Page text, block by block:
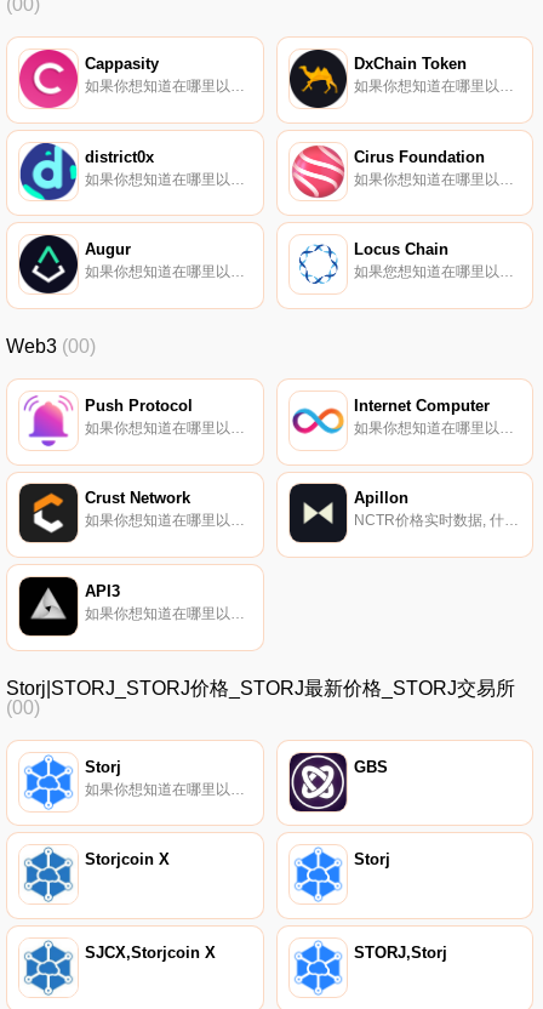
(00)
Cappasity
如果你想知道在哪里以当前价格购买Cappasity,目前交易{Cappasity]股票的顶级加密货币交易所是KuCoin。您可以在我们的加密货币交易所页面上找到其他列表。Cappasity是一个简单、可扩展的平台,用于创建、嵌入和分析3D、AR和NFT内容.
DxChain Token
如果你想知道在哪里以当前价格购买DxChain Token,目前交易{DxChain Token]股票的顶级加密货币交易所是Gate.io、ProBit Global和Bilaxy。您可以在我们的加密货币交易所页面上找到其他列表.
district0x Cirus Foundation
Augur
如果你想知道在哪里以当前价格购买Augur,目前交易{Augur]股票的顶级加密货币交易所是OKX、Bitrue、CoinW、Bitget和DigiFinex。您可以在我们的加密货币交易所页面上找到其他列表.
Locus Chain
如果您想知道在哪里以当前价格购买Locus Chain,目前交易｛LOCUSnname｝股票的顶级加密货币交易所是Bitrue、BitMart和XT.COM。您可以在我们的加密货币交易所页面上找到其他交易所.
Web3 (00)
Push Protocol Internet Computer
Crust Network
如果你想知道在哪里以当前价格购买Crust Network,目前交易{Crust Network]股票的顶级加密货币交易所是CoinW、CoinTiger、DigiFinex、BingX和BitMart。您可以在我们的加密货币交易所页面上找到其他列表.
Apillon
NCTR价格实时数据, 什么是二进制？Apillon是一个Web3开发平台,使开发人员能够在Polkadot生态系统中进行构建。通过标准API连接,它为轻松、可靠和快速创建NFT、GameFi、DeFi和其他Web3产品提供了连接服务的完整技术堆栈.
API3
如果你想知道在哪里以当前价格购买API3,目前交易{API3]股票的顶级加密货币交易所是Binance、OKX、Deepcoin、BTCEX和Bitrue。您可以在我们的加密货币交易所页面上找到其他列表.
Storj|STORJ_STORJ价格_STORJ最新价格_STORJ交易所
(00)
Storj GBS
Storjcoin X Storj
SJCX,Storjcoin X STORJ,Storj